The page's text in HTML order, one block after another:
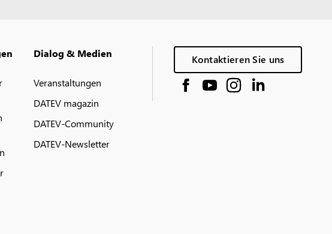
Dialog & Medien
Veranstaltungen
DATEV magazin
DATEV-Community
DATEV-Newsletter
Kontaktieren Sie uns